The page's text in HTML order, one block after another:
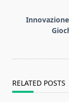
reader-
text">Page</
RELATED POSTS